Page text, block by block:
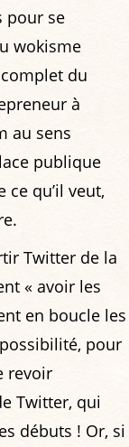
pour se
wokisme
du
à
au sens
publique
qu’il veut,
Twitter de la
« avoir les
en boucle les
pour
revoir
Twitter, qui
débuts ! Or, si